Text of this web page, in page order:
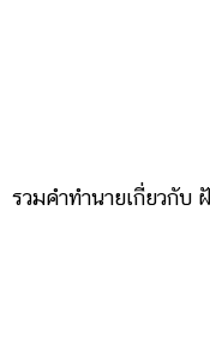
รวมคำทำนายเกี่ยวกับ